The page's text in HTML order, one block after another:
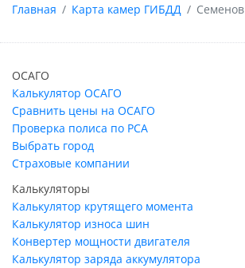
Главная Карта камер ГИБДД Семенов
ОСАГО
Калькулятор ОСАГО
Сравнить цены на ОСАГО
Проверка полиса по РСА
Выбрать город
Страховые компании
Калькуляторы
Калькулятор крутящего момента
Калькулятор износа шин
Конвертер мощности двигателя
Калькулятор заряда аккумулятора